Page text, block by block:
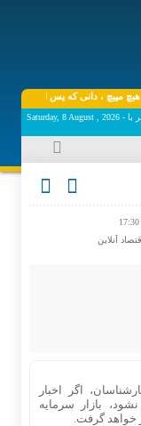
مپیچ ، دانی که پس از عمر چه
آنلاین
اگر اخبار
بازار سرمایه
خواهد گرفت.